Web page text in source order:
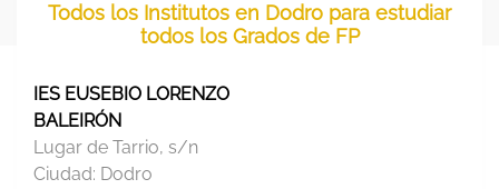
Todos los Institutos en Dodro para estudiar
todos los Grados de FP
IES EUSEBIO LORENZO
BALEIRÓN
Lugar de Tarrio, s/n
Ciudad: Dodro